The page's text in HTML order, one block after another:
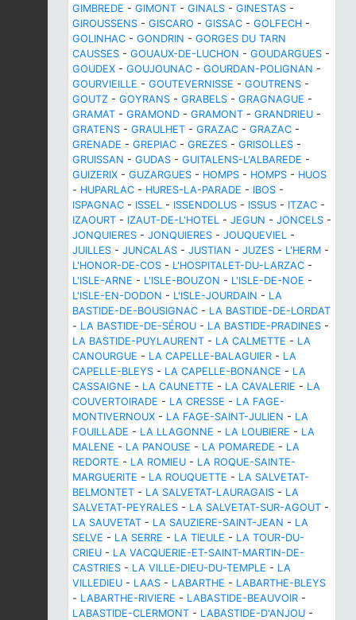
GIMBREDE - GIMONT - GINALS - GINESTAS -
GIROUSSENS - GISCARO - GISSAC - GOLFECH -
GOLINHAC - GONDRIN - GORGES DU TARN
CAUSSES - GOUAUX-DE-LUCHON - GOUDARGUES -
GOUDEX - GOUJOUNAC - GOURDAN-POLIGNAN -
GOURVIEILLE - GOUTEVERNISSE - GOUTRENS -
GOUTZ - GOYRANS - GRABELS - GRAGNAGUE -
GRAMAT - GRAMOND - GRAMONT - GRANDRIEU -
GRATENS - GRAULHET - GRAZAC - GRAZAC -
GRENADE - GREPIAC - GREZES - GRISOLLES -
GRUISSAN - GUDAS - GUITALENS-L'ALBAREDE -
GUIZERIX - GUZARGUES - HOMPS - HOMPS - HUOS
- HUPARLAC - HURES-LA-PARADE - IBOS -
ISPAGNAC - ISSEL - ISSENDOLUS - ISSUS - ITZAC -
IZAOURT - IZAUT-DE-L'HOTEL - JEGUN - JONCELS -
JONQUIERES - JONQUIERES - JOUQUEVIEL -
JUILLES - JUNCALAS - JUSTIAN - JUZES - L'HERM -
L'HONOR-DE-COS - L'HOSPITALET-DU-LARZAC -
L'ISLE-ARNE - L'ISLE-BOUZON - L'ISLE-DE-NOE -
L'ISLE-EN-DODON - L'ISLE-JOURDAIN - LA
BASTIDE-DE-BOUSIGNAC - LA BASTIDE-DE-LORDAT
- LA BASTIDE-DE-SÉROU - LA BASTIDE-PRADINES -
LA BASTIDE-PUYLAURENT - LA CALMETTE - LA
CANOURGUE - LA CAPELLE-BALAGUIER - LA
CAPELLE-BLEYS - LA CAPELLE-BONANCE - LA
CASSAIGNE - LA CAUNETTE - LA CAVALERIE - LA
COUVERTOIRADE - LA CRESSE - LA FAGE-
MONTIVERNOUX - LA FAGE-SAINT-JULIEN - LA
FOUILLADE - LA LLAGONNE - LA LOUBIERE - LA
MALENE - LA PANOUSE - LA POMAREDE - LA
REDORTE - LA ROMIEU - LA ROQUE-SAINTE-
MARGUERITE - LA ROUQUETTE - LA SALVETAT-
BELMONTET - LA SALVETAT-LAURAGAIS - LA
SALVETAT-PEYRALES - LA SALVETAT-SUR-AGOUT -
LA SAUVETAT - LA SAUZIERE-SAINT-JEAN - LA
SELVE - LA SERRE - LA TIEULE - LA TOUR-DU-
CRIEU - LA VACQUERIE-ET-SAINT-MARTIN-DE-
CASTRIES - LA VILLE-DIEU-DU-TEMPLE - LA
VILLEDIEU - LAAS - LABARTHE - LABARTHE-BLEYS
- LABARTHE-RIVIERE - LABASTIDE-BEAUVOIR -
LABASTIDE-CLERMONT - LABASTIDE-D'ANJOU -